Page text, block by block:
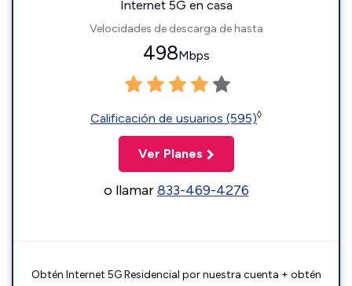
Internet 5G en casa
Velocidades de descarga de hasta
498Mbps
Calificación de usuarios (595)◊
Ver Planes
o llamar833-469-4276
Obtén Internet 5G Residencial por nuestra cuenta + obtén